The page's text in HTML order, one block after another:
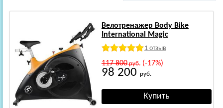
Велотренажер Body Bike
International Magic
1 отзыв
117 800руб.(-17%)
98 200 руб.